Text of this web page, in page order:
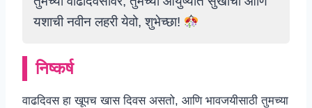
यशाची नवीन लहरी येवो, शुभेच्छा!
निष्कर्ष
वाढदिवस हा खूपच खास दिवस असतो, आणि भावजयीसाठी तुमच्या